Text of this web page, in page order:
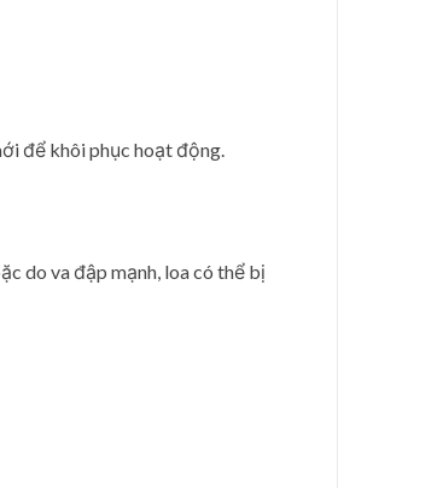
để khôi phục hoạt động.
do va đập mạnh, loa có thể bị